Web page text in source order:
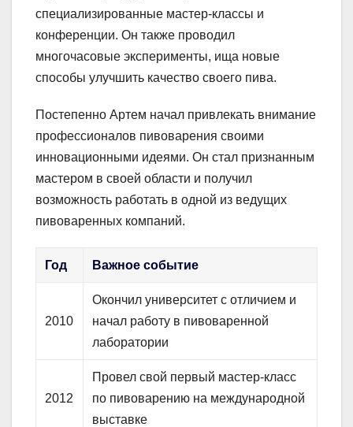
специализированные мастер-классы и
конференции. Он также проводил
многочасовые эксперименты, ища новые
способы улучшить качество своего пива.
Постепенно Артем начал привлекать внимание
профессионалов пивоварения своими
инновационными идеями. Он стал признанным
мастером в своей области и получил
возможность работать в одной из ведущих
пивоваренных компаний.
Год Важное событие
2010
Окончил университет с отличием и
начал работу в пивоваренной
лаборатории
2012
Провел свой первый мастер-класс
по пивоварению на международной
выставке